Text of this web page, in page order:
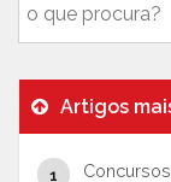
Artigos